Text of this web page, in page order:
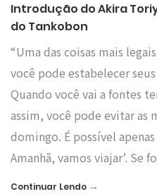
Introdução do Akira
do Tankobon
“Uma das coisas mais
você pode estabelecer
Quando você vai a fontes
assim, você pode evitar as
domingo. É possível
Amanhã, vamos viajar’. Se
Continuar Lendo →